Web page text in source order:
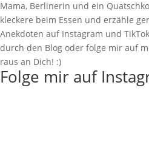
Mama, Berlinerin und ein
kleckere beim Essen und erzähle
Anekdoten auf Instagram und
durch den Blog oder folge mir auf
raus an Dich! :)
Folge mir auf